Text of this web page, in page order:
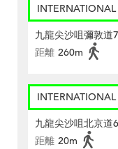
九龍尖沙咀彌敦道
距離 260m
九龍尖沙咀北京道
距離 20m